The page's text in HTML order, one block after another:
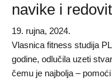
navike i
19. rujna, 2024.
Vlasnica fitness studija
godine, odlučila uzeti
čemu je najbolja –